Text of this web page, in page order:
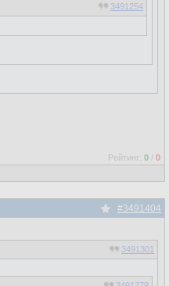
3491254
Рейтинг: 0 / 0
#3491404
3491301